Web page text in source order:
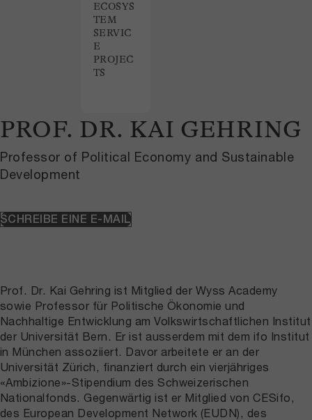
PROF. DR. KAI GEHRING
Professor of Political Economy and Sustainable
Development
SCHREIBE EINE E-MAIL
ECOSYS
TEM
SERVIC
E
PROJEC
TS
Prof. Dr. Kai Gehring ist Mitglied der Wyss Academy
sowie Professor für Politische Ökonomie und
Nachhaltige Entwicklung am Volkswirtschaftlichen Institut
der Universität Bern. Er ist ausserdem mit dem ifo Institut
in München assoziiert. Davor arbeitete er an der
Universität Zürich, finanziert durch ein vierjähriges
«Ambizione»-Stipendium des Schweizerischen
Nationalfonds. Gegenwärtig ist er Mitglied von CESifo,
des European Development Network (EUDN), des